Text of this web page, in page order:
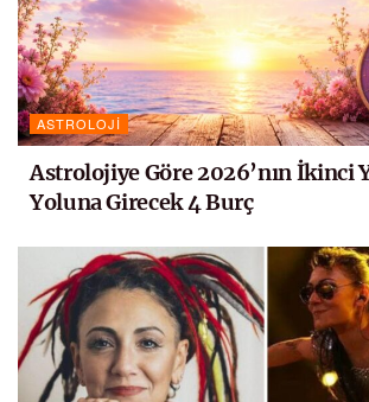
ASTROLOJI
Astrolojiye Göre 2026’nın İkinci
Yoluna Girecek 4 Burç